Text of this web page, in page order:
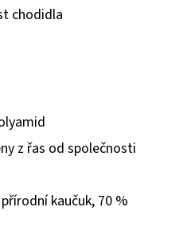
chodidla
z řas od společnosti
kaučuk, 70 %